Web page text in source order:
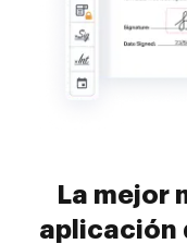
La mejor
aplicación